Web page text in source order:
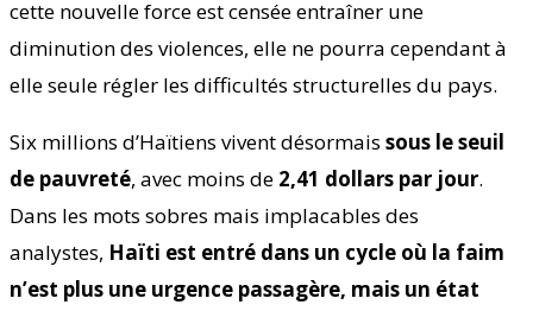
cette nouvelle force est censée entraîner une
diminution des violences, elle ne pourra cependant à
elle seule régler les difficultés structurelles du pays.
Six millions d’Haïtiens vivent désormais sous le seuil
de pauvreté, avec moins de 2,41 dollars par jour.
Dans les mots sobres mais implacables des
analystes, Haïti est entré dans un cycle où la faim
n’est plus une urgence passagère, mais un état